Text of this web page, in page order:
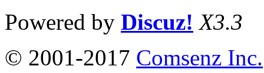
Powered by Discuz! X3.3
© 2001-2017 Comsenz Inc.